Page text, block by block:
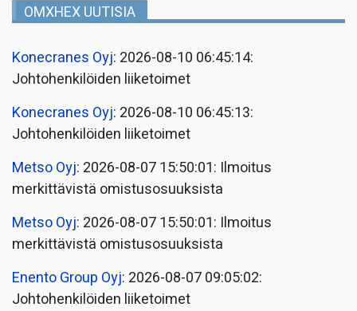
OMXHEX UUTISIA
Konecranes Oyj: 2026-08-10 06:45:14:
Johtohenkilöiden liiketoimet
Konecranes Oyj: 2026-08-10 06:45:13:
Johtohenkilöiden liiketoimet
Metso Oyj: 2026-08-07 15:50:01: Ilmoitus
merkittävistä omistusosuuksista
Metso Oyj: 2026-08-07 15:50:01: Ilmoitus
merkittävistä omistusosuuksista
Enento Group Oyj: 2026-08-07 09:05:02:
Johtohenkilöiden liiketoimet